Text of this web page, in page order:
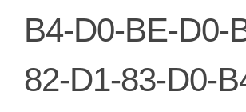
B4-D0-BE-D0-
82-D1-83-D0-